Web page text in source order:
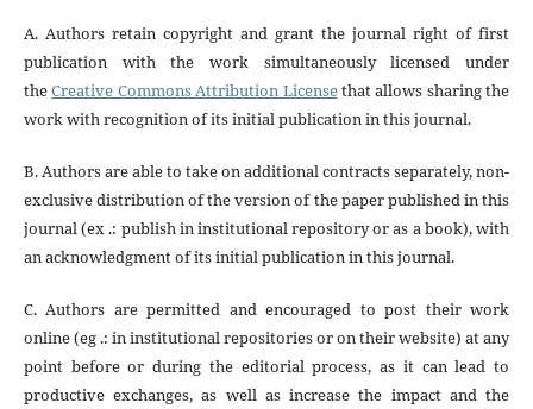
A. Authors retain copyright and grant the journal right of first
publication with the work simultaneously licensed under
theCreative Commons Attribution Licensethat allows sharing the
work with recognition of its initial publication in this journal.
B. Authors are able to take on additional contracts separately, non-
exclusive distribution of the version of the paper published in this
journal (ex .: publish in institutional repository or as a book), with
an acknowledgment of its initial publication in this journal.
C. Authors are permitted and encouraged to post their work
online (eg .: in institutional repositories or on their website) at any
point before or during the editorial process, as it can lead to
productive exchanges, as well as increase the impact and the